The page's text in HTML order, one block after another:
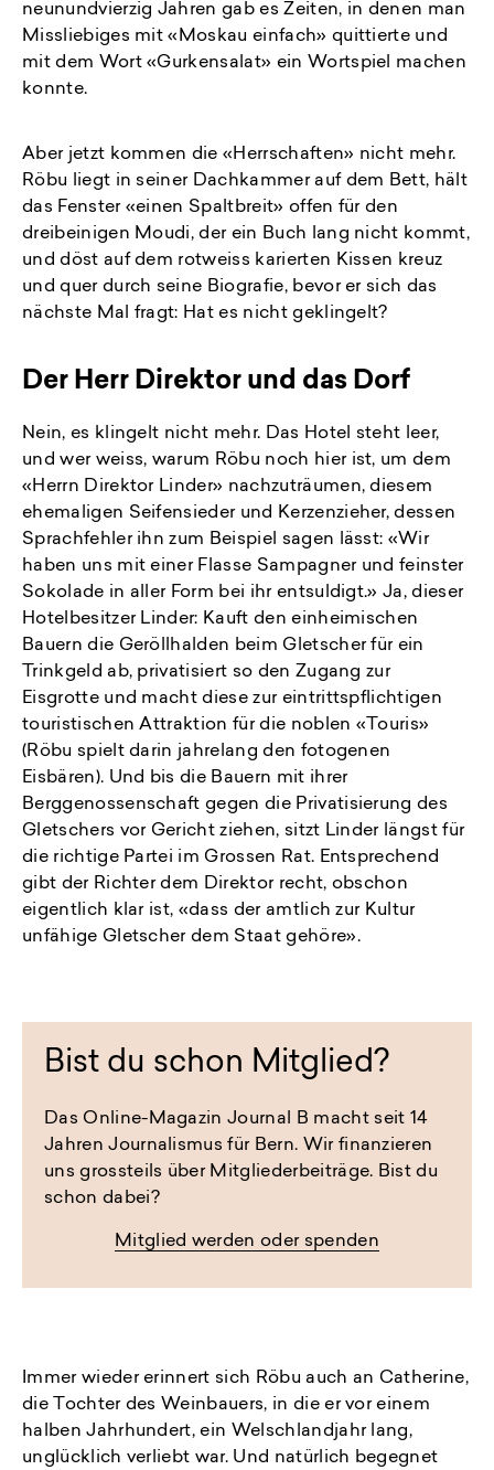
neunundvierzig Jahren gab es Zeiten, in denen man
Missliebiges mit «Moskau einfach» quittierte und
mit dem Wort «Gurkensalat» ein Wortspiel machen
konnte.
Aber jetzt kommen die «Herrschaften» nicht mehr.
Röbu liegt in seiner Dachkammer auf dem Bett, hält
das Fenster «einen Spaltbreit» offen für den
dreibeinigen Moudi, der ein Buch lang nicht kommt,
und döst auf dem rotweiss karierten Kissen kreuz
und quer durch seine Biografie, bevor er sich das
nächste Mal fragt: Hat es nicht geklingelt?
Der Herr Direktor und das Dorf
Nein, es klingelt nicht mehr. Das Hotel steht leer,
und wer weiss, warum Röbu noch hier ist, um dem
«Herrn Direktor Linder» nachzuträumen, diesem
ehemaligen Seifensieder und Kerzenzieher, dessen
Sprachfehler ihn zum Beispiel sagen lässt: «Wir
haben uns mit einer Flasse Sampagner und feinster
Sokolade in aller Form bei ihr entsuldigt.» Ja, dieser
Hotelbesitzer Linder: Kauft den einheimischen
Bauern die Geröllhalden beim Gletscher für ein
Trinkgeld ab, privatisiert so den Zugang zur
Eisgrotte und macht diese zur eintrittspflichtigen
touristischen Attraktion für die noblen «Touris»
(Röbu spielt darin jahrelang den fotogenen
Eisbären). Und bis die Bauern mit ihrer
Berggenossenschaft gegen die Privatisierung des
Gletschers vor Gericht ziehen, sitzt Linder längst für
die richtige Partei im Grossen Rat. Entsprechend
gibt der Richter dem Direktor recht, obschon
eigentlich klar ist, «dass der amtlich zur Kultur
unfähige Gletscher dem Staat gehöre».
Bist du schon Mitglied?
Das Online-Magazin Journal B macht seit 14
Jahren Journalismus für Bern. Wir finanzieren
uns grossteils über Mitgliederbeiträge. Bist du
schon dabei?
Mitglied werden oder spenden
Immer wieder erinnert sich Röbu auch an Catherine,
die Tochter des Weinbauers, in die er vor einem
halben Jahrhundert, ein Welschlandjahr lang,
unglücklich verliebt war. Und natürlich begegnet